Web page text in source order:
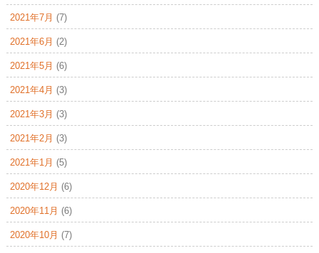
2021年7月 (7)
2021年6月 (2)
2021年5月 (6)
2021年4月 (3)
2021年3月 (3)
2021年2月 (3)
2021年1月 (5)
2020年12月 (6)
2020年11月 (6)
2020年10月 (7)